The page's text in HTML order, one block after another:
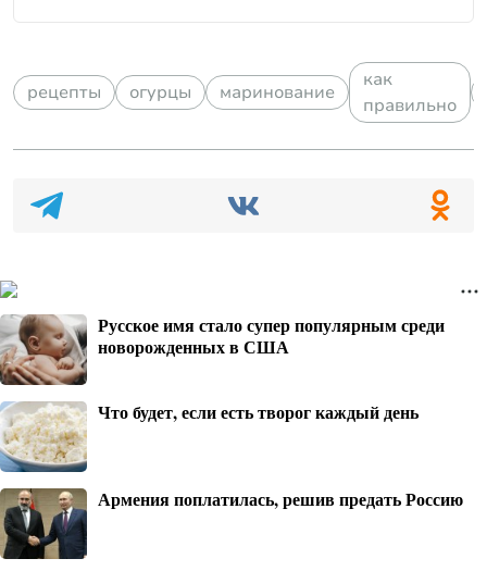
рецепты огурцы маринование
как
правильно
Русское имя стало супер популярным среди
новорожденных в США
Что будет, если есть творог каждый день
Армения поплатилась, решив предать Россию